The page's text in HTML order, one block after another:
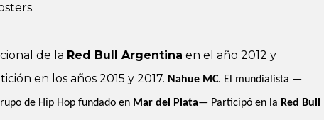
de la Red Bull Argentina en el año 2012 y
en los años 2015 y 2017. Nahue MC. El mundialista —
de Hip Hop fundado en Mar del Plata— Participó en la Red Bull